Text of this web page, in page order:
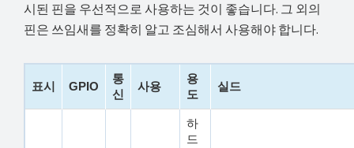
시된 핀을 우선적으로 사용하는 것이 좋습니다. 그 외의
핀은 쓰임새를 정확히 알고 조심해서 사용해야 합니다.
표시 GPIO
통
신
사용
용
도
실드
하
드